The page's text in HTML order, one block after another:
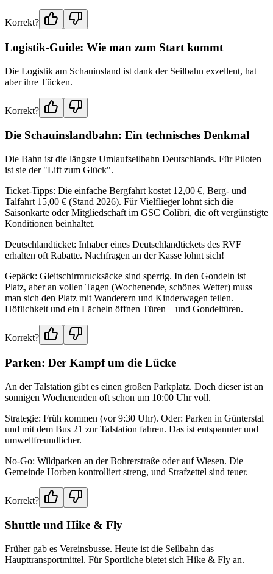
Korrekt?
Logistik-Guide: Wie man zum Start kommt
Die Logistik am Schauinsland ist dank der Seilbahn exzellent, hat
aber ihre Tücken.
Korrekt?
Die Schauinslandbahn: Ein technisches Denkmal
Die Bahn ist die längste Umlaufseilbahn Deutschlands. Für Piloten
ist sie der "Lift zum Glück".
Ticket-Tipps: Die einfache Bergfahrt kostet 12,00 €, Berg- und
Talfahrt 15,00 € (Stand 2026). Für Vielflieger lohnt sich die
Saisonkarte oder Mitgliedschaft im GSC Colibri, die oft vergünstigte
Konditionen beinhaltet.
Deutschlandticket: Inhaber eines Deutschlandtickets des RVF
erhalten oft Rabatte. Nachfragen an der Kasse lohnt sich!
Gepäck: Gleitschirmrucksäcke sind sperrig. In den Gondeln ist
Platz, aber an vollen Tagen (Wochenende, schönes Wetter) muss
man sich den Platz mit Wanderern und Kinderwagen teilen.
Höflichkeit und ein Lächeln öffnen Türen – und Gondeltüren.
Korrekt?
Parken: Der Kampf um die Lücke
An der Talstation gibt es einen großen Parkplatz. Doch dieser ist an
sonnigen Wochenenden oft schon um 10:00 Uhr voll.
Strategie: Früh kommen (vor 9:30 Uhr). Oder: Parken in Günterstal
und mit dem Bus 21 zur Talstation fahren. Das ist entspannter und
umweltfreundlicher.
No-Go: Wildparken an der Bohrerstraße oder auf Wiesen. Die
Gemeinde Horben kontrolliert streng, und Strafzettel sind teuer.
Korrekt?
Shuttle und Hike & Fly
Früher gab es Vereinsbusse. Heute ist die Seilbahn das
Haupttransportmittel. Für Sportliche bietet sich Hike & Fly an.